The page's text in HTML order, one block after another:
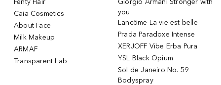
Fenty Hair
Caia Cosmetics
About Face
Milk Makeup
ARMAF
Transparent Lab
Giorgio Armani Stronger with
you
Lancôme La vie est belle
Prada Paradoxe Intense
XERJOFF Vibe Erba Pura
YSL Black Opium
Sol de Janeiro No. 59
Bodyspray